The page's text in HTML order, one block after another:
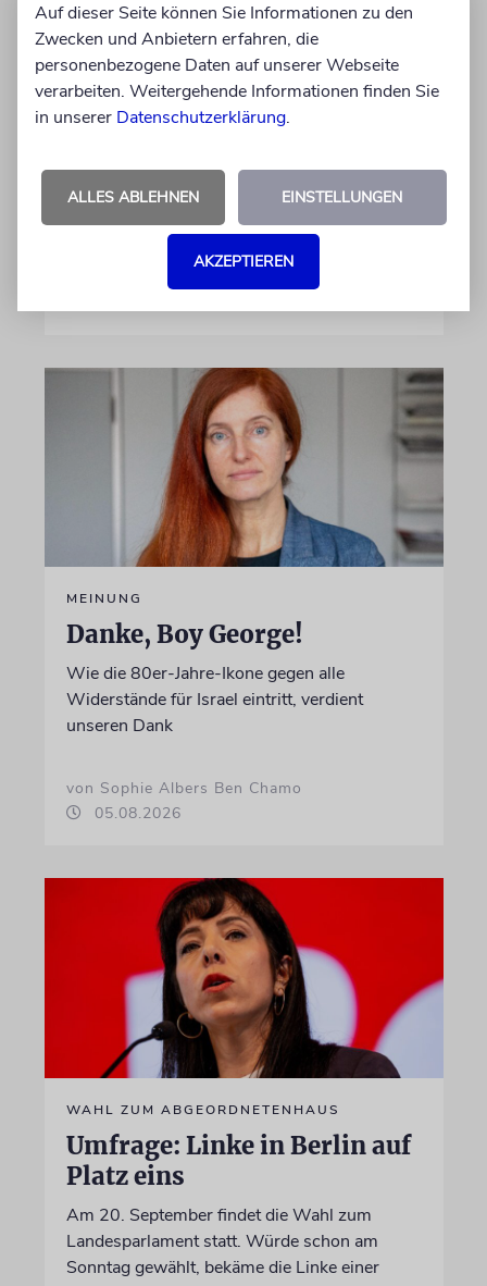
Umstrittener FC St. Pauli-
Kapitän Jackson Irvine
wechselt nach Japan
Der Australier war wegen anti-israelischer
vergangene Saison bei dem
Bundesligaabsteiger für eine Krise unter
Führung und Fans gesorgt
MEINUNG
Danke, Boy George!
Wie die 80er-Jahre-Ikone gegen alle
Widerstände für Israel eintritt, verdient
unseren Dank
von Sophie Albers Ben Chamo
05.08.2026
WAHL ZUM ABGEORDNETENHAUS
Umfrage: Linke in Berlin auf
Platz eins
Am 20. September findet die Wahl zum
Landesparlament statt. Würde schon am
Sonntag gewählt, bekäme die Linke einer
Auf dieser Seite können Sie Informationen zu den
Zwecken und Anbietern erfahren, die
personenbezogene Daten auf unserer Webseite
verarbeiten. Weitergehende Informationen finden Sie
in unserer Datenschutzerklärung.
ALLES ABLEHNEN EINSTELLUNGEN
AKZEPTIEREN